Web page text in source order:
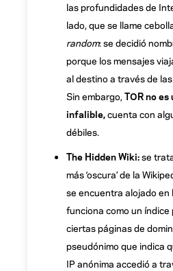
las profundidades de
lado, que se llame
random: se decidió
porque los mensajes
al destino a través de
Sin embargo,TOR no
infalible,cuenta con
débiles.
The Hidden Wiki:se
más ‘oscura’ de la
se encuentra alojado en
funciona como un índice
ciertas páginas de
pseudónimo que indica
IP anónima accedió a